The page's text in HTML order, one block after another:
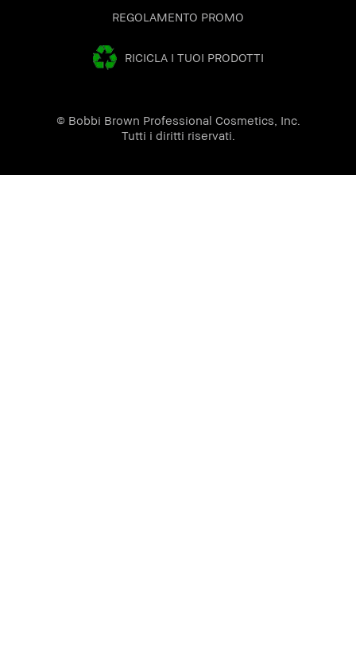
REGOLAMENTO PROMO
RICICLA I TUOI PRODOTTI
© Bobbi Brown Professional Cosmetics, Inc.
Tutti i diritti riservati.